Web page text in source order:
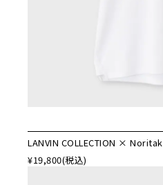
LANVIN COLLECTION ×
¥19,800(税込)